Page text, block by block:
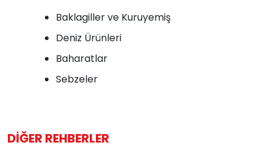
Baklagiller ve Kuruyemiş
Deniz Ürünleri
Baharatlar
Sebzeler
DIĞER REHBERLER